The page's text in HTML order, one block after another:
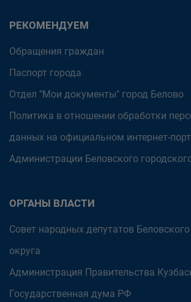
РЕКОМЕНДУЕМ
Обращения граждан
Паспорт города
Отдел "Мои документы" город Белово
Политика в отношении обработки
данных на официальном интернет-
Администрации Беловского
ОРГАНЫ ВЛАСТИ
Совет народных депутатов
округа
Администрация Правительства
Государственная дума РФ